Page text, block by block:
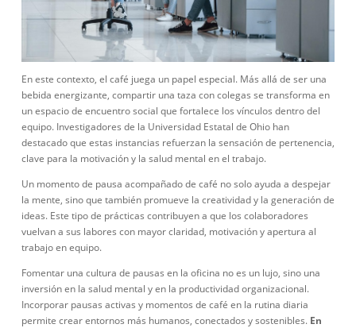
En este contexto, el café juega un papel especial. Más allá de ser una
bebida energizante, compartir una taza con colegas se transforma en
un espacio de encuentro social que fortalece los vínculos dentro del
equipo. Investigadores de la Universidad Estatal de Ohio han
destacado que estas instancias refuerzan la sensación de pertenencia,
clave para la motivación y la salud mental en el trabajo.
Un momento de pausa acompañado de café no solo ayuda a despejar
la mente, sino que también promueve la creatividad y la generación de
ideas. Este tipo de prácticas contribuyen a que los colaboradores
vuelvan a sus labores con mayor claridad, motivación y apertura al
trabajo en equipo.
Fomentar una cultura de pausas en la oficina no es un lujo, sino una
inversión en la salud mental y en la productividad organizacional.
Incorporar pausas activas y momentos de café en la rutina diaria
permite crear entornos más humanos, conectados y sostenibles. En